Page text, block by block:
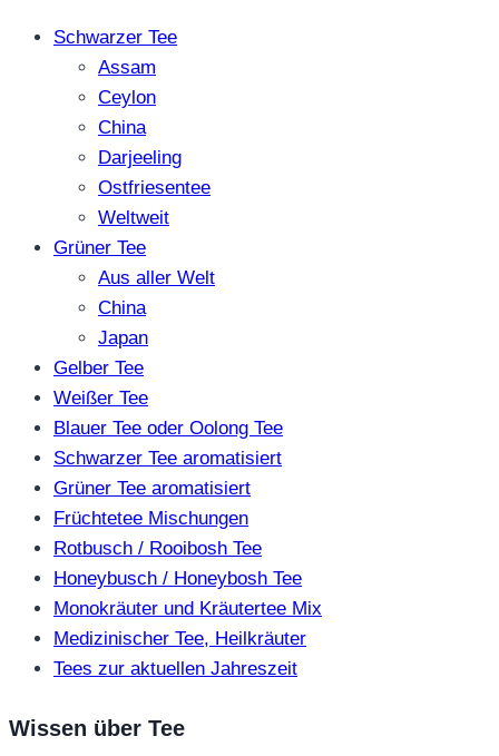
Schwarzer Tee
Assam
Ceylon
China
Darjeeling
Ostfriesentee
Weltweit
Grüner Tee
Aus aller Welt
China
Japan
Gelber Tee
Weißer Tee
Blauer Tee oder Oolong Tee
Schwarzer Tee aromatisiert
Grüner Tee aromatisiert
Früchtetee Mischungen
Rotbusch / Rooibosh Tee
Honeybusch / Honeybosh Tee
Monokräuter und Kräutertee Mix
Medizinischer Tee, Heilkräuter
Tees zur aktuellen Jahreszeit
Wissen über Tee